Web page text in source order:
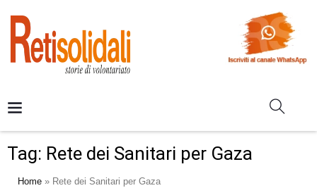
Tag: Rete dei Sanitari per Gaza
Home » Rete dei Sanitari per Gaza